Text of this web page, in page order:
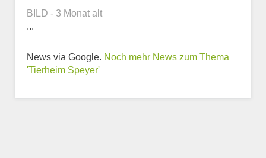
zum Tierheim
Trägerverein
BILD - 3 Monat alt
...
News via Google. Noch mehr News zum Thema
'Tierheim Speyer'